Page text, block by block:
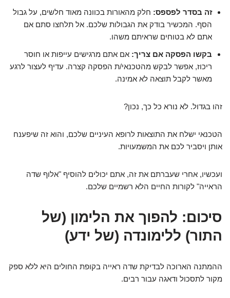
זה בסדר לפספס: חלק מהאורות בכוונה מאוד חלשים, על גבול
הסף. המכשיר בודק את הגבולות שלכם. אל תלחצו סתם אם
אתם לא בטוחים שראיתם משהו.
בקשו הפסקה אם צריך: אם אתם מרגישים עייפות או חוסר
ריכוז, אפשר לבקש מהטכנאי/ת הפסקה קצרה. עדיף לעצור לרגע
מאשר לקבל תוצאה לא אמינה.
זהו בגדול. לא נורא כל כך, נכון?
הטכנאי ישלח את התוצאות לרופא העיניים שלכם, והוא זה שיפענח
אותן ויסביר לכם את המשמעויות.
ועכשיו, אחרי שעברתם את זה, אתם יכולים להוסיף "אלוף שדה
הראייה" לקורות החיים הלא רשמיים שלכם.
סיכום: להפוך את הלימון (של
התור) ללימונדה (של ידע)
ההמתנה הארוכה לבדיקת שדה ראייה בקופת החולים היא ללא ספק
מקור לתסכול ודאגה עבור רבים.